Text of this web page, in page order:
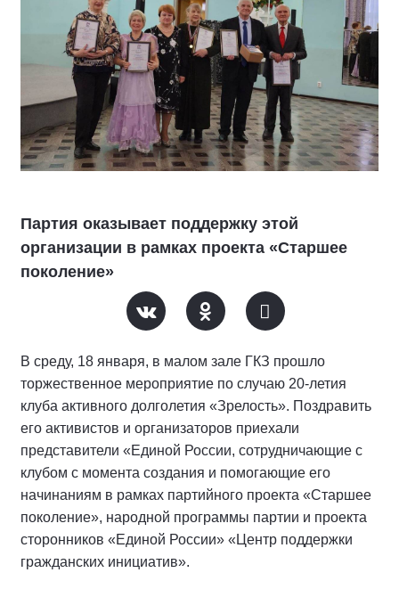
Партия оказывает поддержку этой
организации в рамках проекта «Старшее
поколение»
В среду, 18 января, в малом зале ГКЗ прошло
торжественное мероприятие по случаю 20-летия
клуба активного долголетия «Зрелость». Поздравить
его активистов и организаторов приехали
представители «Единой России, сотрудничающие с
клубом с момента создания и помогающие его
начинаниям в рамках партийного проекта «Старшее
поколение», народной программы партии и проекта
сторонников «Единой России» «Центр поддержки
гражданских инициатив».